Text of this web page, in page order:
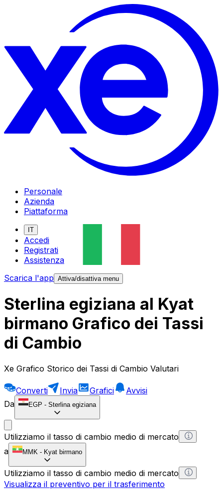
Personale
Azienda
Piattaforma
IT
Accedi
Registrati
Assistenza
Scarica l'app Attiva/disattiva menu
Sterlina egiziana al Kyat
birmano Grafico dei Tassi
di Cambio
Xe Grafico Storico dei Tassi di Cambio Valutari
Converti Invia Grafici
Avvisi
Da
EGP - Sterlina egiziana
Utilizziamo il tasso di cambio medio di mercato
a
MMK - Kyat birmano
Utilizziamo il tasso di cambio medio di mercato
Visualizza il preventivo per il trasferimento